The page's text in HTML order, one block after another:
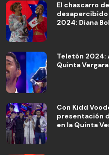
El chascarro
desapercibido
2024: Diana
Teletón 2024:
Quinta
Con Kidd
presentación
en la Quinta